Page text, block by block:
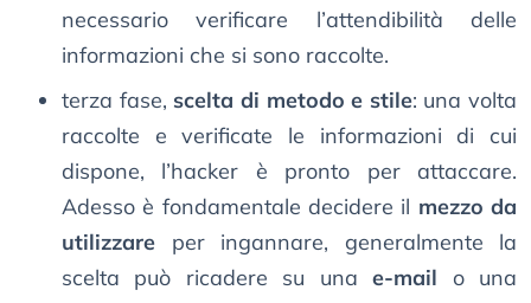
necessario verificare l’attendibilità delle
informazioni che si sono raccolte.
terza fase, scelta di metodo e stile: una volta
raccolte e verificate le informazioni di cui
dispone, l’hacker è pronto per attaccare.
Adesso è fondamentale decidere il mezzo da
utilizzare per ingannare, generalmente la
scelta può ricadere su unae-mail o una